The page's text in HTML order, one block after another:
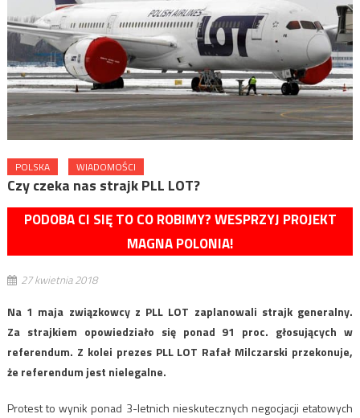
POLSKA WIADOMOŚCI
Czy czeka nas strajk PLL LOT?
PODOBA CI SIĘ TO CO ROBIMY? WESPRZYJ PROJEKT
MAGNA POLONIA!
27 kwietnia 2018
Na 1 maja związkowcy z PLL LOT zaplanowali strajk generalny.
Za strajkiem opowiedziało się ponad 91 proc. głosujących w
referendum. Z kolei prezes PLL LOT Rafał Milczarski przekonuje,
że referendum jest nielegalne.
Protest to wynik ponad 3-letnich nieskutecznych negocjacji etatowych